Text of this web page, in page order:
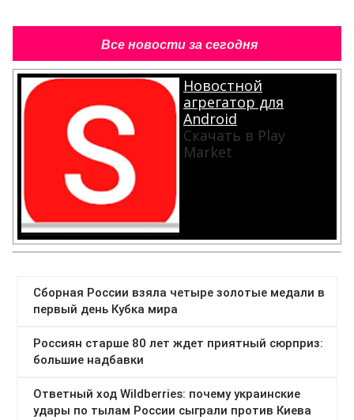
Все новости за сегодня
Новостной
агрегатор для
Android
Скачать в Play
Market